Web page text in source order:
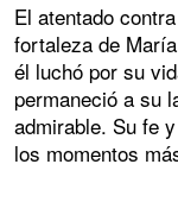
El atentado
fortaleza de
él luchó por su
permaneció a su
admirable. Su fe
los momentos